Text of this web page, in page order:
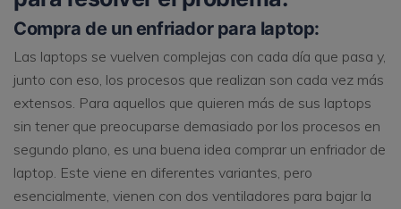
Compra de un enfriador para laptop:
Las laptops se vuelven complejas con cada día que pasa y,
junto con eso, los procesos que realizan son cada vez más
extensos. Para aquellos que quieren más de sus laptops
sin tener que preocuparse demasiado por los procesos en
segundo plano, es una buena idea comprar un enfriador de
laptop. Este viene en diferentes variantes, pero
esencialmente, vienen con dos ventiladores para bajar la